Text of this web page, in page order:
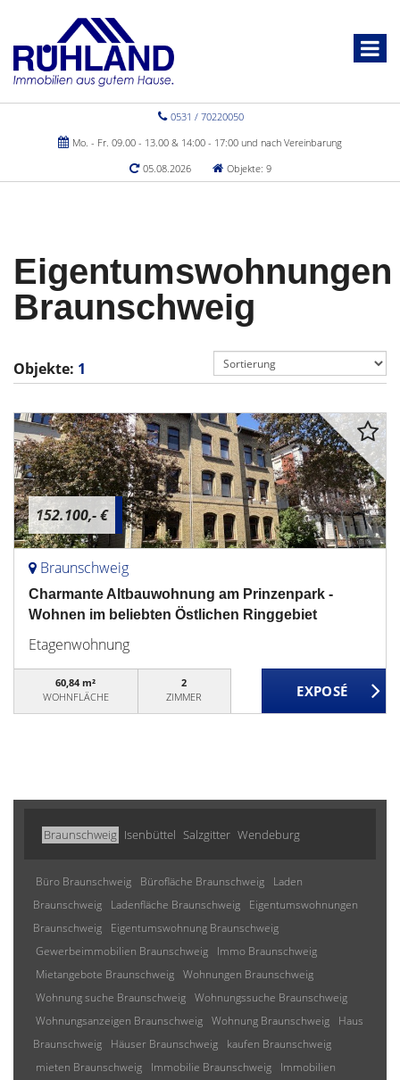
0531 / 70220050
Mo. - Fr. 09.00 - 13.00 & 14:00 - 17:00 und nach Vereinbarung
05.08.2026
Objekte: 9
Eigentumswohnungen
Braunschweig
Objekte: 1
152.100,- €
Braunschweig
Charmante Altbauwohnung am Prinzenpark -
Wohnen im beliebten Östlichen Ringgebiet
Etagenwohnung
60,84 m²
WOHNFLÄCHE
2
ZIMMER
Braunschweig Isenbüttel Salzgitter Wendeburg
Büro Braunschweig Bürofläche Braunschweig
Laden
Braunschweig
Ladenfläche Braunschweig
Eigentumswohnungen
Braunschweig
Eigentumswohnung Braunschweig
Gewerbeimmobilien Braunschweig
Immo Braunschweig
Mietangebote Braunschweig Wohnungen Braunschweig
Wohnung suche Braunschweig Wohnungssuche Braunschweig
Wohnungsanzeigen Braunschweig Wohnung Braunschweig
Haus
Braunschweig
Häuser Braunschweig
kaufen Braunschweig
mieten Braunschweig
Immobilie Braunschweig
Immobilien